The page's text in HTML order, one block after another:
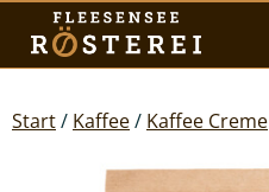
Start/ Kaffee/ Kaffee Creme